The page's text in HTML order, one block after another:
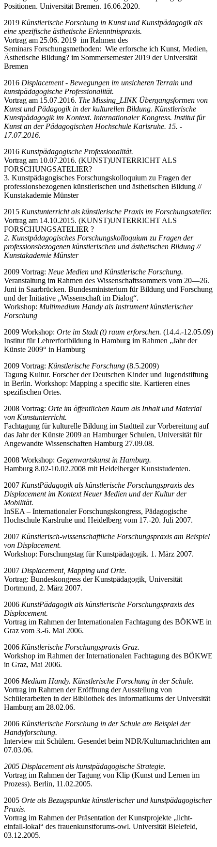
Positionen. Universität Bremen. 16.06.2020.
2019 Künstlerische Forschung in Kunst und Kunstpädagogik als
eine spezifische ästhetische Erkenntnispraxis.
Vortrag am 25.06. 2019 im Rahmen des
Seminars Forschungsmethoden: Wie erforsche ich Kunst, Medien,
Ästhetische Bildung? im Sommersemester 2019 der Universität
Bremen
2016 Displacement- Bewegungen im unsicheren Terrain und
kunstpädagogische Professionalität.
Vortrag am 15.07.2016. The Missing_LINKÜbergangsformen von
Kunst und Pädagogik in der kulturellen Bildung. Künstlerische
Kunstpädagogik im Kontext. Internationaler Kongress. Institut für
Kunst an der Pädagogischen Hochschule Karlsruhe. 15. -
17.07.2016.
2016 Kunstpädagogische Professionalität.
Vortrag am 10.07.2016. (KUNST)UNTERRICHT ALS
FORSCHUNGSATELIER?
3. Kunstpädagogisches Forschungskolloquium zu Fragen der
professionsbezogenen künstlerischen und ästhetischen Bildung //
Kunstakademie Münster
2015 Kunstunterricht als künstlerische Praxis im Forschungsatelier.
Vortrag am 14.10.2015. (KUNST)UNTERRICHT ALS
FORSCHUNGSATELIER ?
2. Kunstpädagogisches Forschungskolloquium zu Fragen der
professionsbezogenen künstlerischen und ästhetischen Bildung //
Kunstakademie Münster
2009 Vortrag: Neue Medien und Künstlerische Forschung.
Veranstaltung im Rahmen des Wissenschaftssommers vom 20—26.
Juni in Saarbrücken. Bundesministerium für Bildung und Forschung
und der Initiative „Wissenschaft im Dialog“.
Workshop: Multimedium Handy als Instrument künstlerischer
Forschung
2009 Workshop: Orte im Stadt (t) raum erforschen. (14.4.-12.05.09)
Institut für Lehrerfortbildung in Hamburg im Rahmen „Jahr der
Künste 2009“ in Hamburg
2009 Vortrag: Künstlerische Forschung (8.5.2009)
Tagung Kultur. Forscher der Deutschen Kinder und Jugendstiftung
in Berlin. Workshop: Mapping a specific site. Kartieren eines
spezifischen Ortes.
2008 Vortrag: Orte im öffentlichen Raum als Inhalt und Material
von Kunstunterricht.
Fachtagung für kulturelle Bildung im Stadtteil zur Vorbereitung auf
das Jahr der Künste 2009 an Hamburger Schulen, Universität für
Angewandte Wissenschaften Hamburg 27.09.08.
2008 Workshop: Gegenwartskunst in Hamburg.
Hamburg 8.02-10.02.2008 mit Heidelberger Kunststudenten.
2007 KunstPädagogik als künstlerische Forschungspraxis des
Displacement im Kontext Neuer Medien und der Kultur der
Mobilität.
InSEA – Internationaler Forschungskongress, Pädagogische
Hochschule Karslruhe und Heidelberg vom 17.-20. Juli 2007.
2007 Künstlerisch-wissenschaftliche Forschungspraxis am Beispiel
von Displacement.
Workshop: Forschungstag für Kunstpädagogik. 1. März 2007.
2007 Displacement, Mapping und Orte.
Vortrag: Bundeskongress der Kunstpädagogik, Universität
Dortmund, 2. März 2007.
2006 KunstPädagogik als künstlerische Forschungspraxis des
Displacement.
Vortrag im Rahmen der Internationalen Fachtagung des BÖKWE in
Graz vom 3.-6. Mai 2006.
2006 Künstlerische Forschungspraxis Graz.
Workshop im Rahmen der Internationalen Fachtagung des BÖKWE
in Graz, Mai 2006.
2006 Medium Handy. Künstlerische Forschung in der Schule.
Vortrag im Rahmen der Eröffnung der Ausstellung von
Schülerarbeiten in der Bibliothek des Informatikums der Universität
Hamburg am 28.02.06.
2006 Künstlerische Forschung in der Schule am Beispiel der
Handyforschung.
Interview mit Schülern. Gesendet beim NDR/Kulturnachrichten am
07.03.06.
2005 Displacementals kunstpädagogische Strategie.
Vortrag im Rahmen der Tagung von Klip (Kunst und Lernen im
Prozess). Berlin, 11.02.2005.
2005 Orte als Bezugspunkte künstlerischer und kunstpädagogischer
Praxis.
Vortrag im Rahmen der Präsentation der Kunstprojekte „licht-
einfall-lokal“ des frauenkunstforums-owl. Universität Bielefeld,
03.12.2005.